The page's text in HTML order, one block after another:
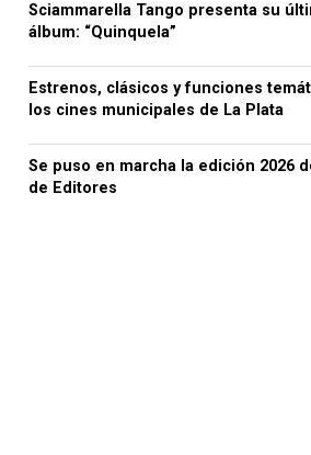
Sciammarella Tango presenta su
álbum: “Quinquela”
Estrenos, clásicos y funciones
los cines municipales de La Plata
Se puso en marcha la edición 2026
de Editores